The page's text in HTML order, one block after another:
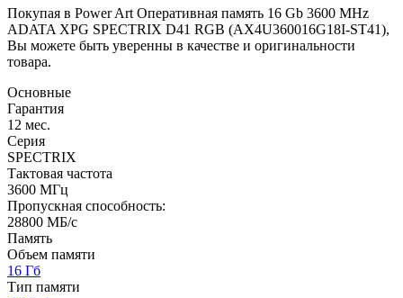
Покупая в Power Art Оперативная память 16 Gb 3600 MHz
ADATA XPG SPECTRIX D41 RGB (AX4U360016G18I-ST41),
Вы можете быть уверенны в качестве и оригинальности
товара.
Основные
Гарантия
12 мес.
Серия
SPECTRIX
Тактовая частота
3600 МГц
Пропускная способность:
28800 МБ/с
Память
Объем памяти
16 Гб
Тип памяти